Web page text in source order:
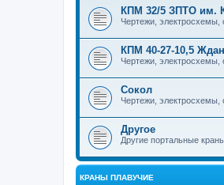
КПМ 32/5 ЗПТО им.
Чертежи, электросхемы,
КПМ 40-27-10,5
Чертежи, электросхемы,
Сокол
Чертежи, электросхемы,
Другое
Другие портальные
КРАНЫ ПЛАВУЧИЕ